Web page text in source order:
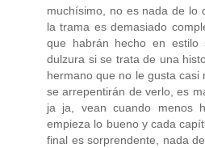
muchísimo, no es nada de lo
la trama es demasiado
que habrán hecho en
dulzura si se trata de una
hermano que no le gusta
se arrepentirán de verlo, es
ja ja, vean cuando menos
empieza lo bueno y cada
final es sorprendente, nada